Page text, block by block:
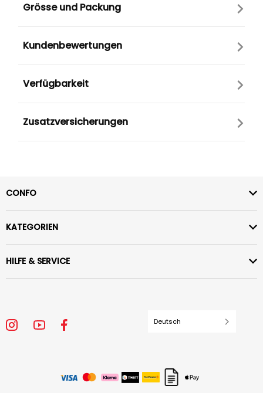
Grösse und Packung
Kundenbewertungen
Verfügbarkeit
Zusatzversicherungen
CONFO
KATEGORIEN
HILFE & SERVICE
Deutsch